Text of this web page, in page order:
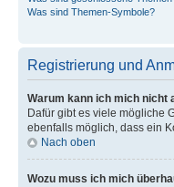
Was sind Themen-Symbole?
Registrierung und
Warum kann ich mich nicht
Dafür gibt es viele mögliche
ebenfalls möglich, dass ein
Nach oben
Wozu muss ich mich